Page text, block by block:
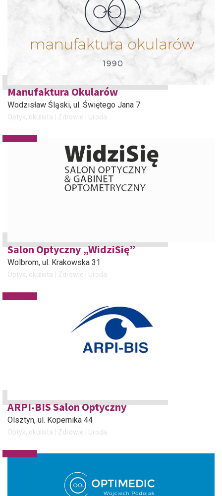
Manufaktura Okularów
Wodzisław Śląski, ul. Świętego Jana 7
Optyk, okulista Zdrowie i Uroda
Salon Optyczny „WidziSię”
Wolbrom, ul. Krakowska 31
Optyk, okulista Zdrowie i Uroda
ARPI-BIS Salon Optyczny
Olsztyn, ul. Kopernika 44
Optyk, okulista Zdrowie i Uroda